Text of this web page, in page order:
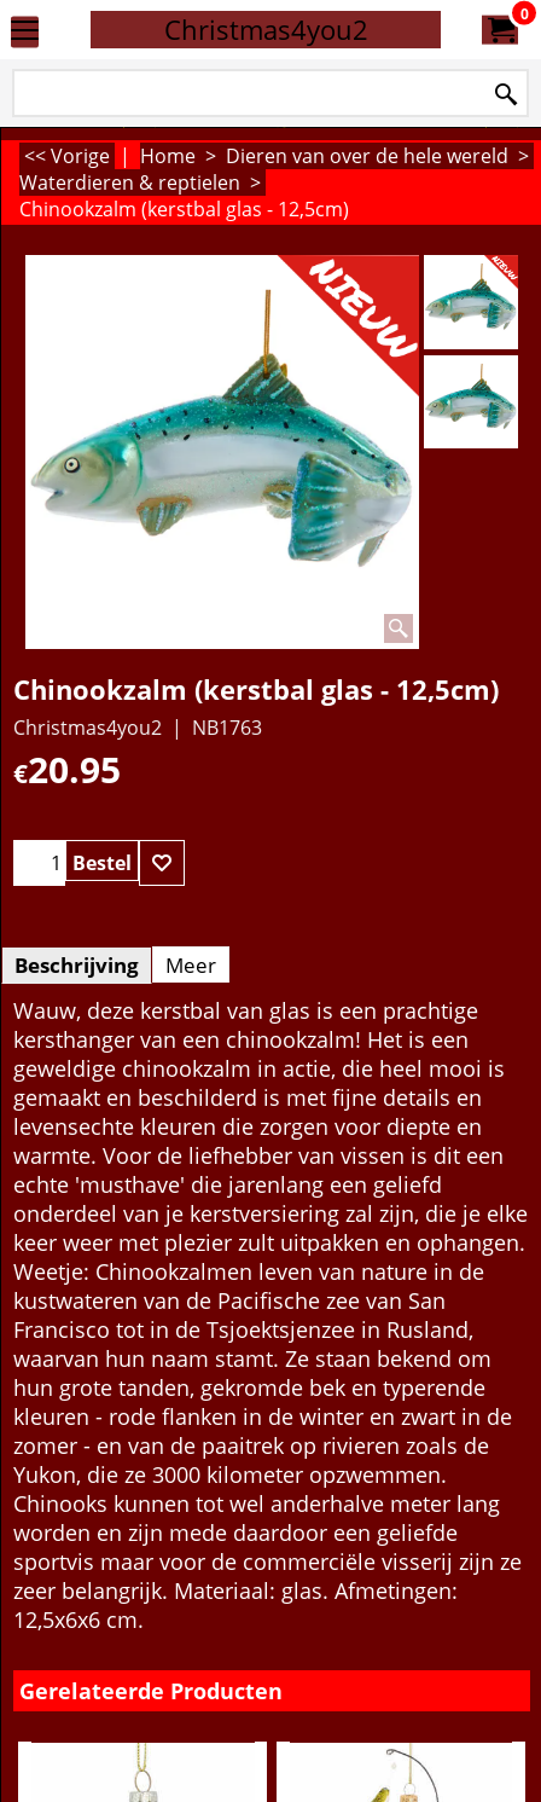
Christmas4you2 0
<< Vorige | Home > Dieren van over de hele wereld >
Waterdieren & reptielen >
Chinookzalm (kerstbal glas - 12,5cm)
Chinookzalm (kerstbal glas - 12,5cm)
Christmas4you2 NB1763
€20.95
Bestel
Beschrijving Meer
Wauw, deze kerstbal van glas is een prachtige
kersthanger van een chinookzalm! Het is een
geweldige chinookzalm in actie, die heel mooi is
gemaakt en beschilderd is met fijne details en
levensechte kleuren die zorgen voor diepte en
warmte. Voor de liefhebber van vissen is dit een
echte 'musthave' die jarenlang een geliefd
onderdeel van je kerstversiering zal zijn, die je elke
keer weer met plezier zult uitpakken en ophangen.
Weetje: Chinookzalmen leven van nature in de
kustwateren van de Pacifische zee van San
Francisco tot in de Tsjoektsjenzee in Rusland,
waarvan hun naam stamt. Ze staan bekend om
hun grote tanden, gekromde bek en typerende
kleuren - rode flanken in de winter en zwart in de
zomer - en van de paaitrek op rivieren zoals de
Yukon, die ze 3000 kilometer opzwemmen.
Chinooks kunnen tot wel anderhalve meter lang
worden en zijn mede daardoor een geliefde
sportvis maar voor de commerciële visserij zijn ze
zeer belangrijk. Materiaal: glas. Afmetingen:
12,5x6x6 cm.
Gerelateerde Producten